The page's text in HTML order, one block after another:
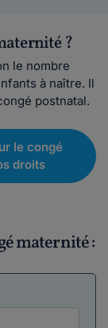
?
le nombre
à naître. Il
postnatal.
le congé
droits
maternité :